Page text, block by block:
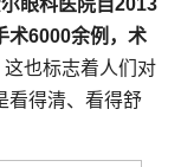
眼科医院自2013
术6000余例，术
这也标志着人们对
看得清、看得舒